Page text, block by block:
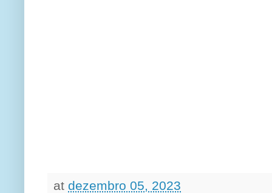
at dezembro 05, 2023